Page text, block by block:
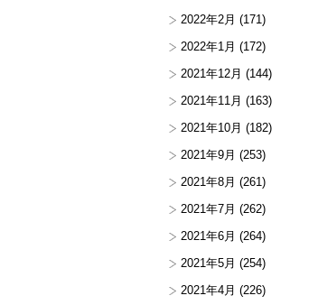
2022年2月 (171)
2022年1月 (172)
2021年12月 (144)
2021年11月 (163)
2021年10月 (182)
2021年9月 (253)
2021年8月 (261)
2021年7月 (262)
2021年6月 (264)
2021年5月 (254)
2021年4月 (226)